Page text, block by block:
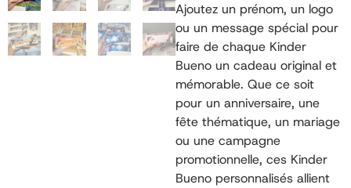
Ajoutez un prénom, un logo
ou un message spécial pour
faire de chaque Kinder
Bueno un cadeau original et
mémorable. Que ce soit
pour un anniversaire, une
fête thématique, un mariage
ou une campagne
promotionnelle, ces Kinder
Bueno personnalisés allient